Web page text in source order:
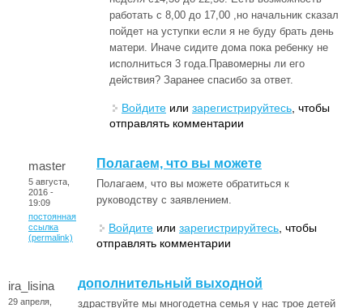
работать с 8,00 до 17,00 ,но начальник сказал
пойдет на уступки если я не буду брать день
матери. Иначе сидите дома пока ребенку не
исполниться 3 года.Правомерны ли его
действия? Заранее спасибо за ответ.
Войдите или зарегистрируйтесь , чтобы
отправлять комментарии
master
5 августа,
2016 -
19:09
постоянная
ссылка
(permalink)
Полагаем, что вы можете
Полагаем, что вы можете обратиться к
руководству с заявлением.
Войдите или зарегистрируйтесь , чтобы
отправлять комментарии
ira_lisina
29 апреля,
дополнительный выходной
здраствуйте мы многодетна семья у нас трое детей